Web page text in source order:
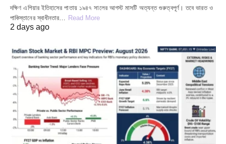
দক্ষিণ এশিয়ার ইতিহাসের পাতায় ১৯৪৭ সালের আগস্ট মাসটি অত্যন্ত গুরুত্বপূর্ণ। তবে ভারত ও
পাকিস্তানের স্বাধীনতার…
Read More
2 days ago